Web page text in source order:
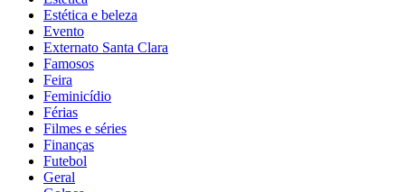
Estética e beleza
Evento
Externato Santa Clara
Famosos
Feira
Feminicídio
Férias
Filmes e séries
Finanças
Futebol
Geral